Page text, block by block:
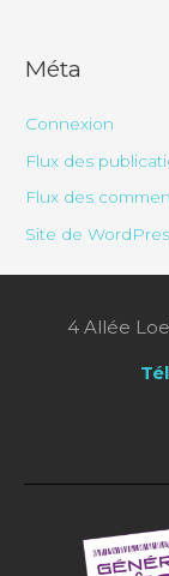
Méta
Connexion
Flux des
Flux des
Site de
4 Allée